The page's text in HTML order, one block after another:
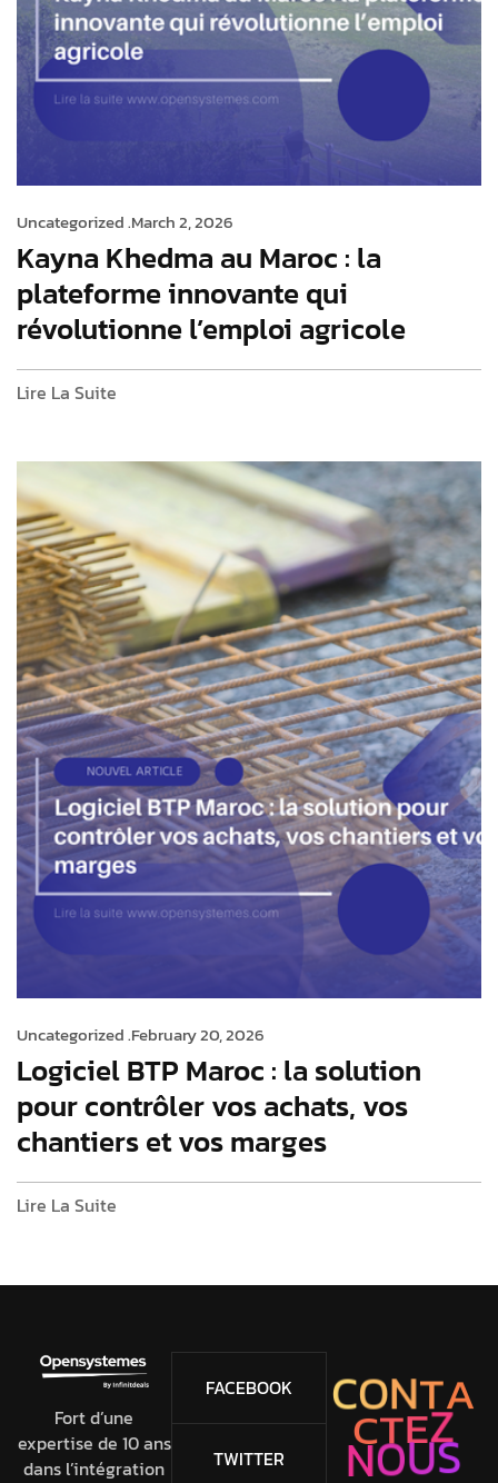
Uncategorized .March 2, 2026
Kayna Khedma au Maroc : la
plateforme innovante qui
révolutionne l’emploi agricole
Lire La Suite
Uncategorized .February 20, 2026
Logiciel BTP Maroc : la solution
pour contrôler vos achats, vos
chantiers et vos marges
Lire La Suite
Fort d’une
expertise de 10 ans
dans l’intégration
FACEBOOK
TWITTER
CONTA
CTEZ
NOUS